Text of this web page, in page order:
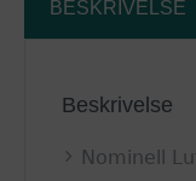
BESKRIVELSE
Beskrivelse
Nominell